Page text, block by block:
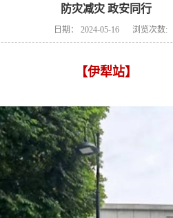
防灾减灾 政安同行
日期： 2024-05-16 浏览次数:
【伊犁站】